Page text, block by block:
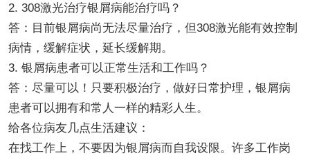
2. 308激光治疗银屑病能治疗吗？
答：目前银屑病尚无法尽量治疗，但308激光能有效控制
病情，缓解症状，延长缓解期。
3. 银屑病患者可以正常生活和工作吗？
答：尽量可以！只要积极治疗，做好日常护理，银屑病
患者可以拥有和常人一样的精彩人生。
给各位病友几点生活建议：
在找工作上，不要因为银屑病而自我设限。许多工作岗